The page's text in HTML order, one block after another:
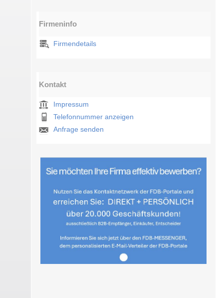
Firmeninfo
Firmendetails
Kontakt
Impressum
Telefonnummer anzeigen
Anfrage senden